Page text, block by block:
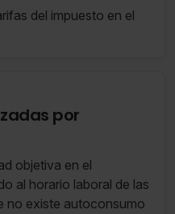
del impuesto en el
por
objetiva en el
al horario laboral de las
no existe autoconsumo